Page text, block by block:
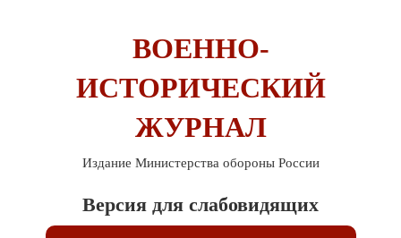
ВОЕННО-
ИСТОРИЧЕСКИЙ
ЖУРНАЛ
Издание Министерства обороны России
Версия для слабовидящих